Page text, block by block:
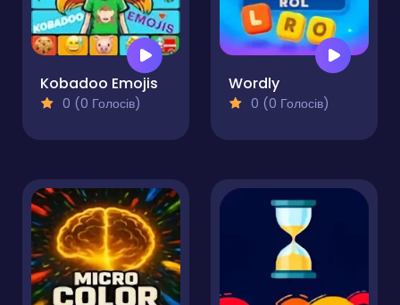
Kobadoo Emojis
0 (0 Голосів)
Wordly
0 (0 Голосів)